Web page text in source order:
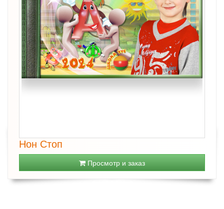
Нон Стоп
Просмотр и заказ